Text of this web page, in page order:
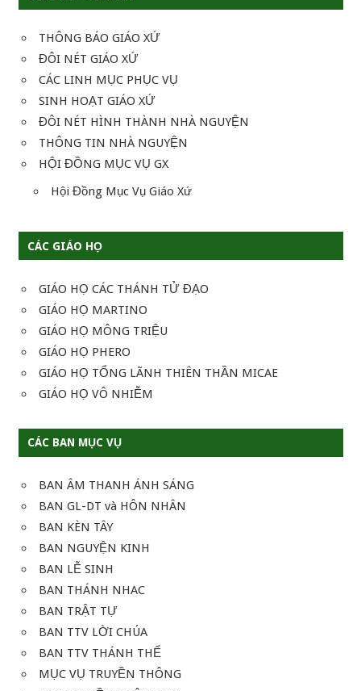
THÔNG BÁO GIÁO XỨ
ĐÔI NÉT GIÁO XỨ
CÁC LINH MỤC PHỤC VỤ
SINH HOẠT GIÁO XỨ
ĐÔI NÉT HÌNH THÀNH NHÀ NGUYỆN
THÔNG TIN NHÀ NGUYỆN
HỘI ĐỒNG MỤC VỤ GX
Hội Đồng Mục Vụ Giáo Xứ
CÁC GIÁO HỌ
GIÁO HỌ CÁC THÁNH TỬ ĐẠO
GIÁO HỌ MARTINO
GIÁO HỌ MÔNG TRIỆU
GIÁO HỌ PHERO
GIÁO HỌ TỔNG LÃNH THIÊN THẦN MICAE
GIÁO HỌ VÔ NHIỄM
CÁC BAN MỤC VỤ
BAN ÂM THANH ÁNH SÁNG
BAN GL-DT và HÔN NHÂN
BAN KÈN TÂY
BAN NGUYỆN KINH
BAN LỄ SINH
BAN THÁNH NHAC
BAN TRẬT TỰ
BAN TTV LỜI CHÚA
BAN TTV THÁNH THỂ
MỤC VỤ TRUYỀN THÔNG
viết